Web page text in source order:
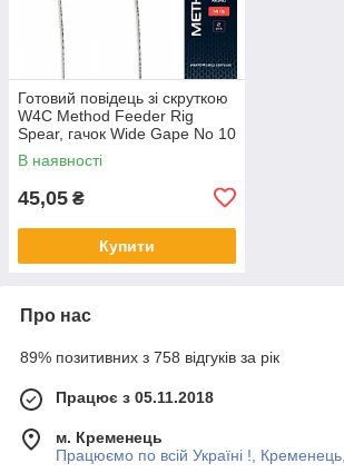
Готовий повідець зі скруткою
W4C Method Feeder Rig
Spear, гачок Wide Gape No 10
В наявності
45,05 ₴
Купити
Про нас
89% позитивних з 758 відгуків за рік
Працює з 05.11.2018
м. Кременець
Працюємо по всій Україні !,